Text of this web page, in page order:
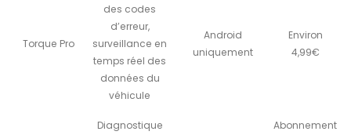
Torque Pro
des codes
d’erreur,
surveillance en
temps réel des
données du
véhicule
Android
uniquement
Environ
4,99€
Diagnostique
Abonnement